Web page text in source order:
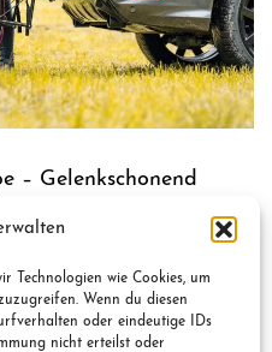
Technologien wie Cookies, um
Wenn du diesen
oder eindeutige IDs
nicht erteilst oder
– Gelenkschonend